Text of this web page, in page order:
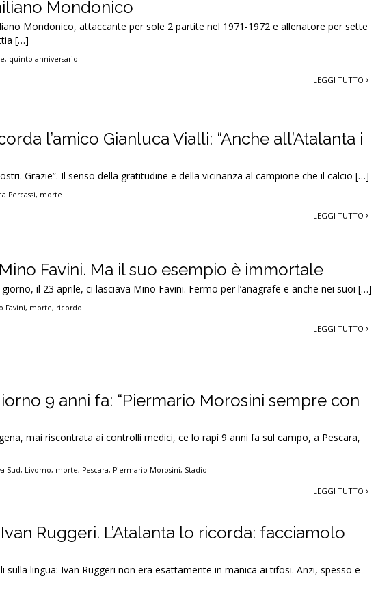
Mondonico
Mondonico, attaccante per sole 2 partite nel 1971-1972 e allenatore per sette
[…]
, quinto anniversario
LEGGI TUTTO
l’amico Gianluca Vialli: “Anche all’Atalanta i
Grazie”. Il senso della gratitudine e della vicinanza al campione che il calcio […]
Percassi, morte
LEGGI TUTTO
Favini. Ma il suo esempio è immortale
il 23 aprile, ci lasciava Mino Favini. Fermo per l’anagrafe e anche nei suoi […]
Favini, morte, ricordo
LEGGI TUTTO
9 anni fa: “Piermario Morosini sempre con
mai riscontrata ai controlli medici, ce lo rapì 9 anni fa sul campo, a Pescara,
Sud, Livorno, morte, Pescara, Piermario Morosini, Stadio
LEGGI TUTTO
Ruggeri. L’Atalanta lo ricorda: facciamolo
sulla lingua: Ivan Ruggeri non era esattamente in manica ai tifosi. Anzi, spesso e